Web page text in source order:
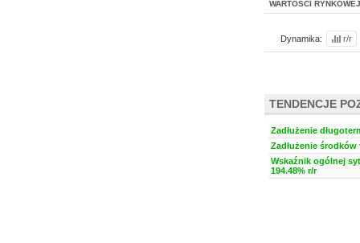
WARTOŚCI RYNKOWEJ
Dynamika: r/r
TENDENCJE
Zadłużenie
Zadłużenie środków
Wskaźnik ogólnej
194.48% r/r